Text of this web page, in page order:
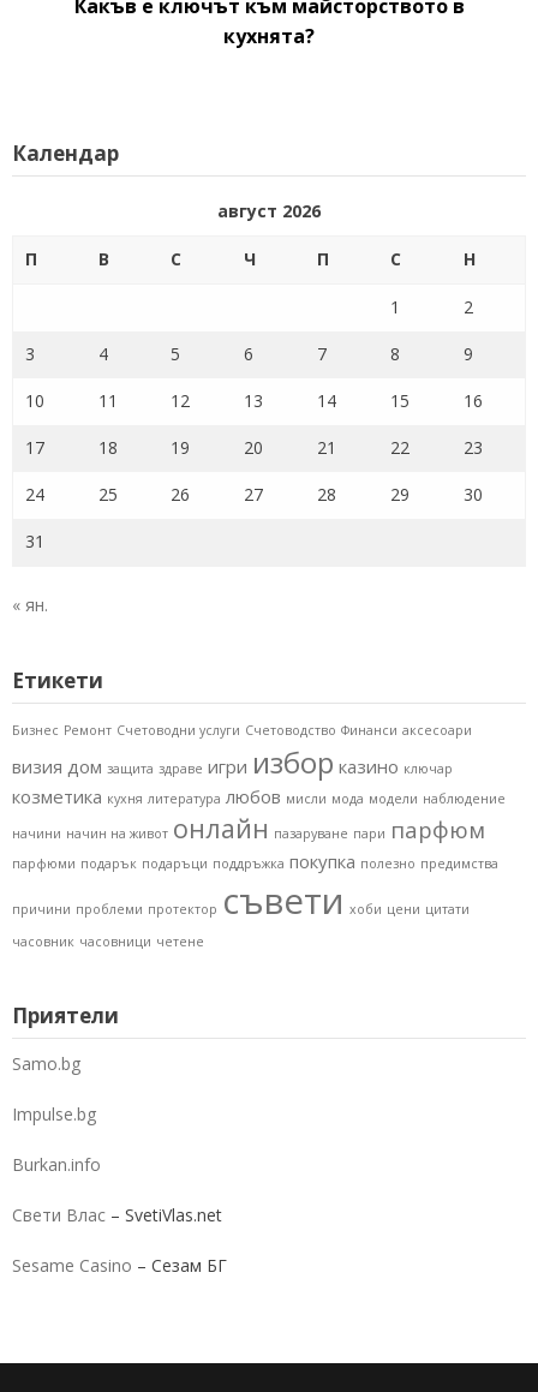
Какъв е ключът към майсторството в
кухнята?
Календар
август 2026
П В С Ч П С Н
1 2
3 4 5 6 7 8 9
10 11 12 13 14 15 16
17 18 19 20 21 22 23
24 25 26 27 28 29 30
31
« ян.
Етикети
Бизнес Ремонт Счетоводни услуги Счетоводство Финанси аксесоари
визия дом защита здраве игри избор казино ключар
козметика кухня литература любов мисли мода модели наблюдение
начини начин на живот онлайн пазаруване пари парфюм
парфюми подарък подаръци поддръжка покупка полезно предимства
причини проблеми протектор съвети хоби цени цитати
часовник часовници четене
Приятели
Samo.bg
Impulse.bg
Burkan.info
Свети Влас – SvetiVlas.net
Sesame Casino – Сезам БГ